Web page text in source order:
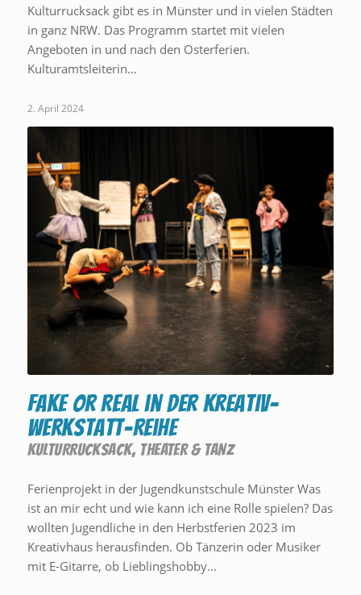
Kulturrucksack gibt es in Münster und in vielen Städten
in ganz NRW. Das Programm startet mit vielen
Angeboten in und nach den Osterferien.
Kulturamtsleiterin…
2. April 2024
FAKE or REAL in der Kreativ-
Werkstatt-Reihe
KULTURRUCKSACK, THEATER & TANZ
Ferienprojekt in der Jugendkunstschule Münster Was
ist an mir echt und wie kann ich eine Rolle spielen? Das
wollten Jugendliche in den Herbstferien 2023 im
Kreativhaus herausfinden. Ob Tänzerin oder Musiker
mit E-Gitarre, ob Lieblingshobby…